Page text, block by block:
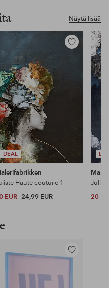
Näytä lisää
DEAL
Lisää
suosikkeihin
Haute couture 1
EUR 24,99 EUR
20
Lisää